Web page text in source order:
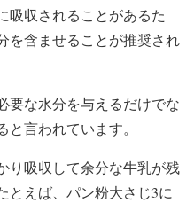
吸収されることがあるた
を含ませることが推奨され
要な水分を与えるだけでな
言われています。
り吸収して余分な牛乳が残
とえば、パン粉大さじ3に